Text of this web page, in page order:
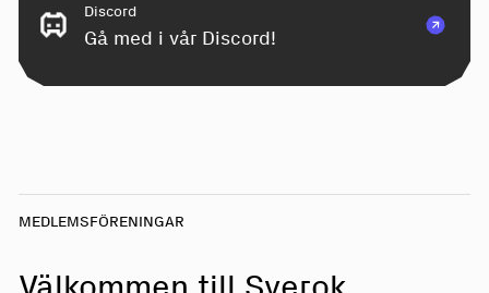
Discord
Gå med i vår Discord!
MEDLEMSFÖRENINGAR